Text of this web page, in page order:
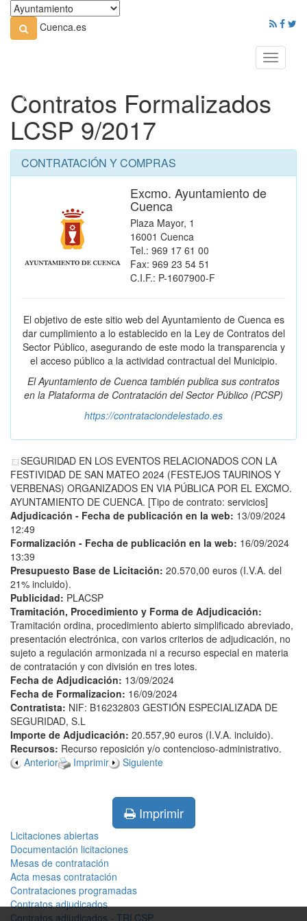
Cuenca.es
Toggle
Contratos Formalizados
LCSP 9/2017
CONTRATACIÓN Y COMPRAS
Excmo. Ayuntamiento de
Cuenca
Plaza Mayor, 1
16001 Cuenca
Tel.: 969 17 61 00
Fax: 969 23 54 51
C.I.F.: P-1607900-F
El objetivo de este sitio web del Ayuntamiento de Cuenca es
dar cumplimiento a lo establecido en la Ley de Contratos del
Sector Público, asegurando de este modo la transparencia y
el acceso público a la actividad contractual del Municipio.
El Ayuntamiento de Cuenca también publica sus contratos
en la Plataforma de Contratación del Sector Público (PCSP)
https://contrataciondelestado.es
SEGURIDAD EN LOS EVENTOS RELACIONADOS CON LA
FESTIVIDAD DE SAN MATEO 2024 (FESTEJOS TAURINOS Y
VERBENAS) ORGANIZADOS EN VIA PÚBLICA POR EL EXCMO.
AYUNTAMIENTO DE CUENCA. [Tipo de contrato: servicios]
Adjudicación - Fecha de publicación en la web: 13/09/2024
12:49
Formalización - Fecha de publicación en la web: 16/09/2024
13:39
Presupuesto Base de Licitación: 20.570,00 euros (I.V.A. del
21% incluido).
Publicidad: PLACSP
Tramitación, Procedimiento y Forma de Adjudicación:
Tramitación ordina, procedimiento abierto simplificado abreviado,
presentación electrónica, con varios criterios de adjudicación, no
sujeto a regulación armonizada ni a recurso especial en materia
de contratación y con división en tres lotes.
Fecha de Adjudicación: 13/09/2024
Fecha de Formalizacion: 16/09/2024
Contratista: NIF: B16232803 GESTIÓN ESPECIALIZADA DE
SEGURIDAD, S.L
Importe de Adjudicación: 20.557,90 euros (I.V.A. incluido).
Recursos: Recurso reposición y/o contencioso-administrativo.
Anterior
Imprimir Siguiente
Imprimir
Licitaciones abiertas
Documentación licitaciones
Mesas de contratación
Acta mesas contratación
Contrataciones programadas
Contratos adjudicados
Contratos adjudicados - TRLCSP